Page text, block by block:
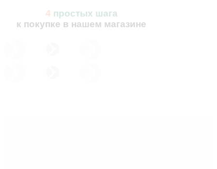
4 простых шага
к покупке в нашем магазине